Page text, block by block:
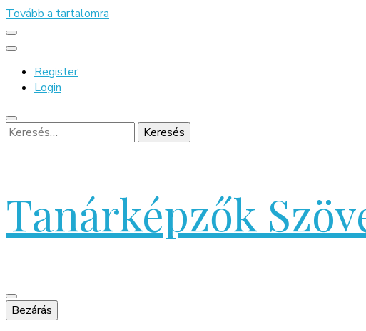
Tovább a tartalomra
Register
Login
Keresés:
Tanárképzők
Bezárás